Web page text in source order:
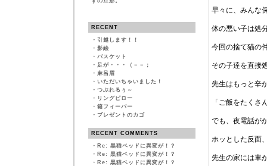
RECENT
・ 引越します！！
・ 影絵
・ バスケット
・ 足が・・・（－－；
・ 麻呂眉
・ いただいちゃいました！
・ つぶれるぅ～
・ リングピロー
・ 箱フィーバー
・ プレゼントのカゴ
RECENT COMMENTS
・ Re: 黒猫ベッドに異変が！？
・ Re: 黒猫ベッドに異変が！？
・ Re: 黒猫ベッドに異変が！？
早々に、みんな
体の悪い子は処
今回の捨て猫の
その子達を直接
先生はもっと辛
「ご飯をたく
でも、夜電話が
ホッとした反面
先生の家には車